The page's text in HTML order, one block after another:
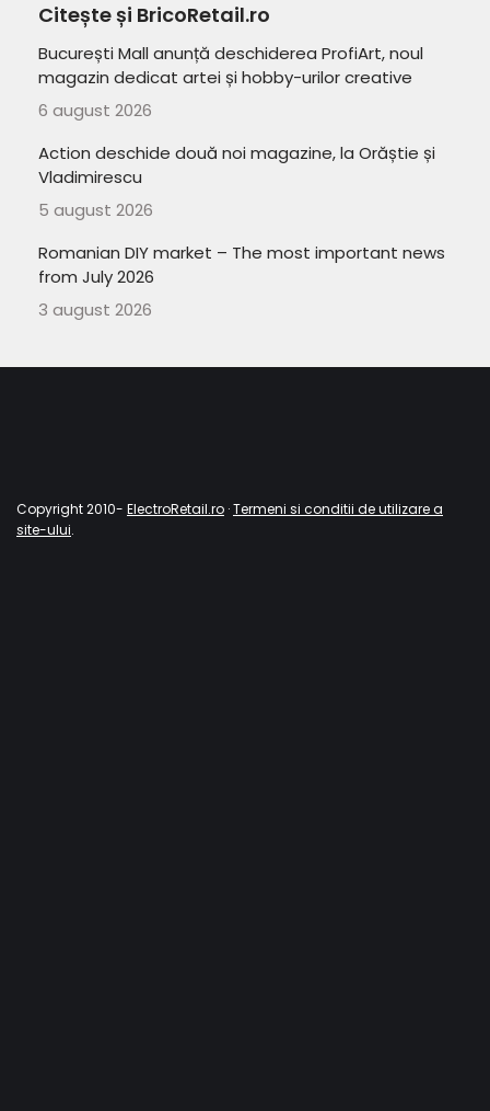
Citește și BricoRetail.ro
București Mall anunță deschiderea ProfiArt, noul
magazin dedicat artei și hobby-urilor creative
6 august 2026
Action deschide două noi magazine, la Orăștie și
Vladimirescu
5 august 2026
Romanian DIY market – The most important news
from July 2026
3 august 2026
Copyright 2010- ElectroRetail.ro ·Termeni si conditii de utilizare a
site-ului.